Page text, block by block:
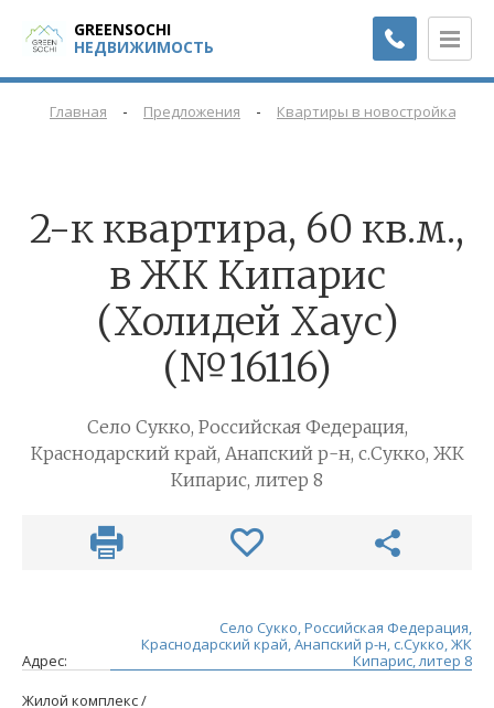
GREENSOCHI
НЕДВИЖИМОСТЬ
Главная - Предложения - Квартиры в новостройках
2-к квартира, 60 кв.м.,
в ЖК Кипарис
(Холидей Хаус)
(№16116)
Село Сукко, Российская Федерация,
Краснодарский край, Анапский р-н, с.Сукко, ЖК
Кипарис, литер 8
Адрес:
Село Сукко, Российская Федерация,
Краснодарский край, Анапский р-н, с.Сукко, ЖК
Кипарис, литер 8
Жилой комплекс /